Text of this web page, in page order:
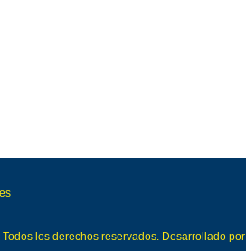
Todos los derechos reservados. Desarrollado por